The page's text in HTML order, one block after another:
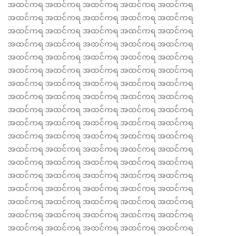
အထင်ကရ အထင်ကရ အထင်ကရ အထင်ကရ အထင်ကရ
အထင်ကရ အထင်ကရ အထင်ကရ အထင်ကရ အထင်ကရ
အထင်ကရ အထင်ကရ အထင်ကရ အထင်ကရ အထင်ကရ
အထင်ကရ အထင်ကရ အထင်ကရ အထင်ကရ အထင်ကရ
အထင်ကရ အထင်ကရ အထင်ကရ အထင်ကရ အထင်ကရ
အထင်ကရ အထင်ကရ အထင်ကရ အထင်ကရ အထင်ကရ
အထင်ကရ အထင်ကရ အထင်ကရ အထင်ကရ အထင်ကရ
အထင်ကရ အထင်ကရ အထင်ကရ အထင်ကရ အထင်ကရ
အထင်ကရ အထင်ကရ အထင်ကရ အထင်ကရ အထင်ကရ
အထင်ကရ အထင်ကရ အထင်ကရ အထင်ကရ အထင်ကရ
အထင်ကရ အထင်ကရ အထင်ကရ အထင်ကရ အထင်ကရ
အထင်ကရ အထင်ကရ အထင်ကရ အထင်ကရ အထင်ကရ
အထင်ကရ အထင်ကရ အထင်ကရ အထင်ကရ အထင်ကရ
အထင်ကရ အထင်ကရ အထင်ကရ အထင်ကရ အထင်ကရ
အထင်ကရ အထင်ကရ အထင်ကရ အထင်ကရ အထင်ကရ
အထင်ကရ အထင်ကရ အထင်ကရ အထင်ကရ အထင်ကရ
အထင်ကရ အထင်ကရ အထင်ကရ အထင်ကရ အထင်ကရ
အထင်ကရ အထင်ကရ အထင်ကရ အထင်ကရ အထင်ကရ